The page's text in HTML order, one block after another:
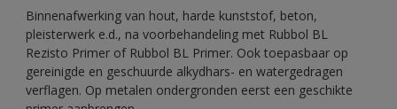
Binnenafwerking van hout, harde kunststof, beton,
pleisterwerk e.d., na voorbehandeling met Rubbol BL
Rezisto Primer of Rubbol BL Primer. Ook toepasbaar op
gereinigde en geschuurde alkydhars- en watergedragen
verflagen. Op metalen ondergronden eerst een geschikte